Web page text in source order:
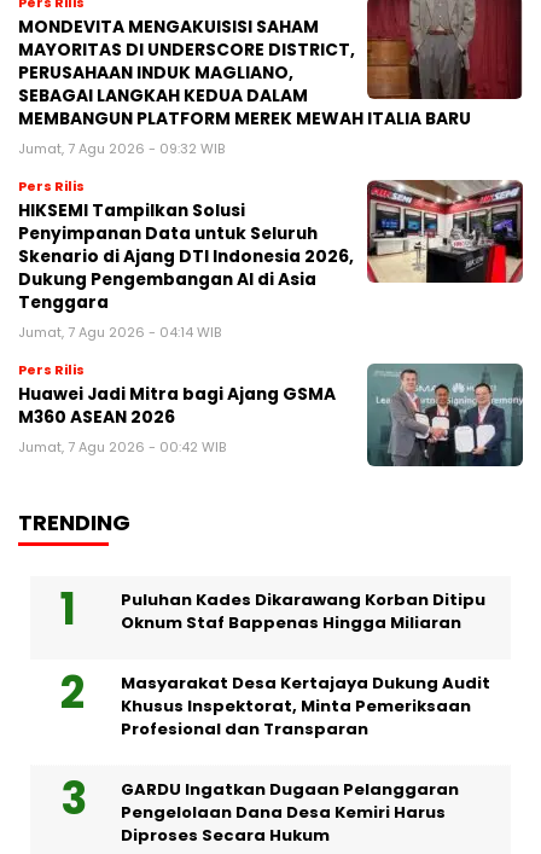
MONDEVITA MENGAKUISISI SAHAM
MAYORITAS DI UNDERSCORE DISTRICT,
PERUSAHAAN INDUK MAGLIANO,
SEBAGAI LANGKAH KEDUA DALAM
MEMBANGUN PLATFORM MEREK MEWAH ITALIA BARU
Jumat, 7 Agu 2026 - 09:32 WIB
Pers Rilis
HIKSEMI Tampilkan Solusi
Penyimpanan Data untuk Seluruh
Skenario di Ajang DTI Indonesia 2026,
Dukung Pengembangan AI di Asia
Tenggara
Jumat, 7 Agu 2026 - 04:14 WIB
Pers Rilis
Huawei Jadi Mitra bagi Ajang GSMA
M360 ASEAN 2026
Jumat, 7 Agu 2026 - 00:42 WIB
TRENDING
Puluhan Kades Dikarawang Korban Ditipu
Oknum Staf Bappenas Hingga Miliaran
Masyarakat Desa Kertajaya Dukung Audit
Khusus Inspektorat, Minta Pemeriksaan
Profesional dan Transparan
GARDU Ingatkan Dugaan Pelanggaran
Pengelolaan Dana Desa Kemiri Harus
Diproses Secara Hukum